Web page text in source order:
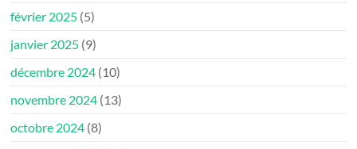
février 2025 (5)
janvier 2025 (9)
décembre 2024 (10)
novembre 2024 (13)
octobre 2024 (8)